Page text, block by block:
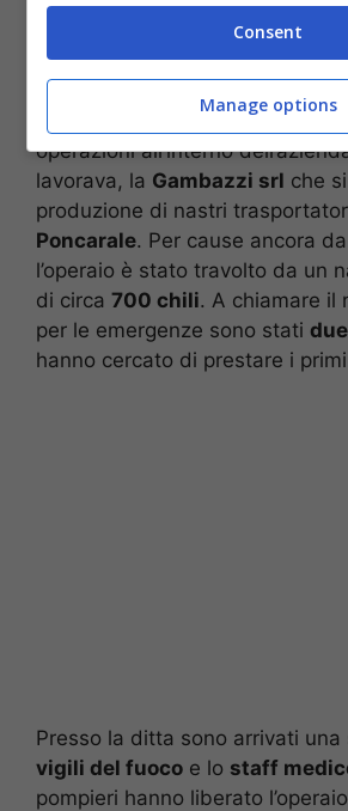
Stando a quanto ricostruito,
redazione di
pomeriggio, il 28enne era
operazioni all’interno
lavorava, la Gambazzi srl che
produzione di nastri
Poncarale. Per cause ancora
l’operaio è stato travolto da un
di circa 700 chili. A chiamare il
per le emergenze sono stati
hanno cercato di prestare i
Presso la ditta sono arrivati una
vigili del fuoco e lo staff
pompieri hanno liberato
Consent
Manage options